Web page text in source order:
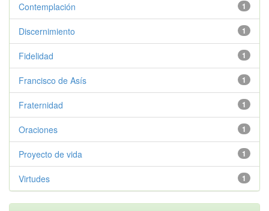
1
Contemplación
1
Discernimiento
1
Fidelidad
1
Francisco de Asís
1
Fraternidad
1
Oraciones
1
Proyecto de vida
1
Virtudes